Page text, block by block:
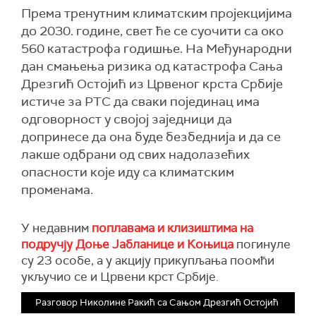
Према тренутним климатским пројекцијима
до 2030. године, свет ће се суочити са око
560 катастрофа годишње. На Међународни
дан смањења ризика од катастрофа Сања
Дрезгић Остојић из Црвеног крста Србије
истиче за РТС да сваки појединац има
одговорност у својој заједници да
допринесе да она буде безбеднија и да се
лакше одбрани од свих надолазећих
опасности које иду са климатским
променама.
У недавним поплавама и клизиштима на
подручју Доње Јабланице и Коњица погинуле
су 23 особе, а у акцију прикупљања поомћи
укључио се и Црвени крст Србије.
Разговор Николине Ракић са Сањом Дрезгић Остојић